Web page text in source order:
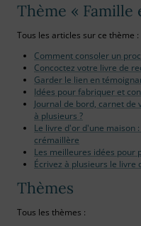
Thème « Famille
Tous les articles sur ce thème :
Comment consoler un
Concoctez votre livre de
Garder le lien en
Idées pour fabriquer et
Journal de bord, carnet de
à plusieurs ?
Le livre d'or d'une maison
crémaillère
Les meilleures idées pour
Écrivez à plusieurs le livre
Thèmes
Tous les thèmes :